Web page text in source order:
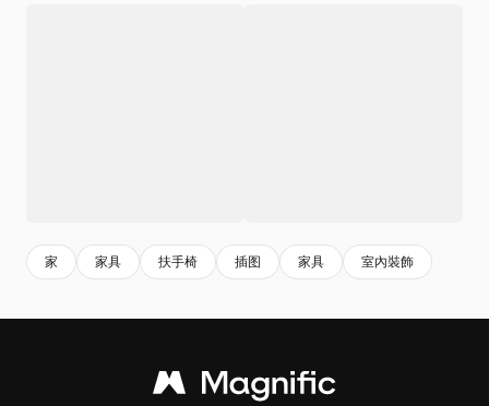
家 家具 扶手椅 插图 家具 室內裝飾